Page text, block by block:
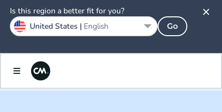
Is this region a better fit for you?
United States | English Go